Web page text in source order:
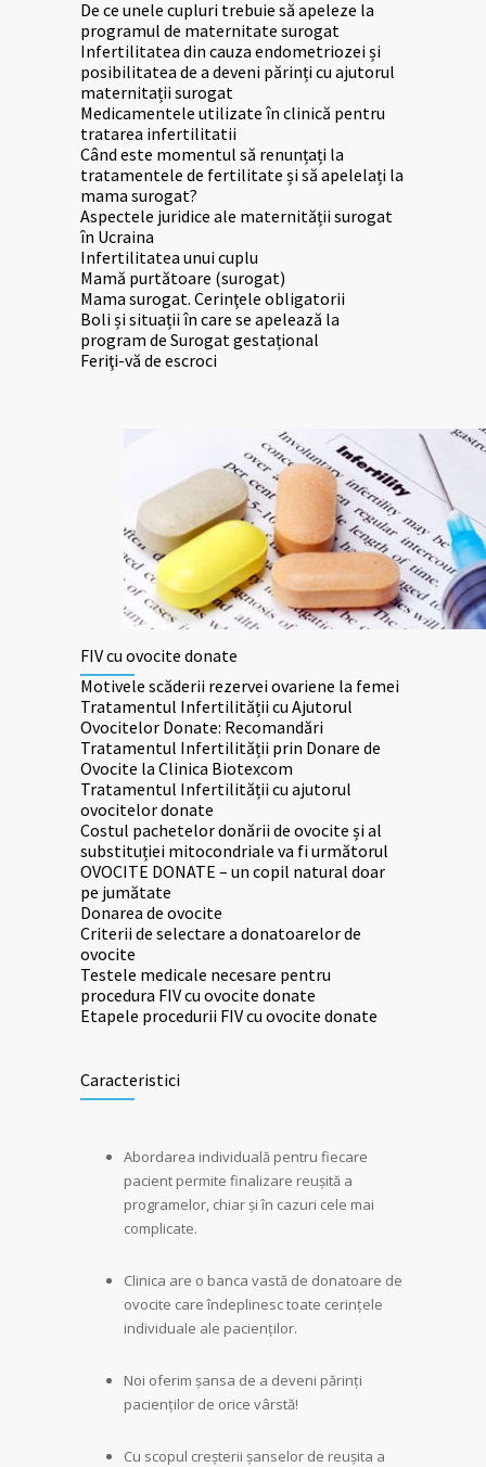
De ce unele cupluri trebuie să apeleze la
programul de maternitate surogat
Infertilitatea din cauza endometriozei și
posibilitatea de a deveni părinți cu ajutorul
maternitații surogat
Medicamentele utilizate în clinică pentru
tratarea infertilitatii
Când este momentul să renunțați la
tratamentele de fertilitate și să apelelați la
mama surogat?
Aspectele juridice ale maternității surogat
în Ucraina
Infertilitatea unui cuplu
Mamă purtătoare (surogat)
Mama surogat. Cerinţele obligatorii
Boli și situații în care se apelează la
program de Surogat gestațional
Feriţi-vă de escroci
FIV cu ovocite donate
Motivele scăderii rezervei ovariene la femei
Tratamentul Infertilității cu Ajutorul
Ovocitelor Donatе: Recomandări
Tratamentul Infertilității prin Donare de
Ovocite la Clinica Biotexcom
Tratamentul Infertilității cu ajutorul
ovocitelor donate
Costul pachetelor donării de ovocite și al
substituției mitocondriale va fi următorul
OVOCITE DONATE – un copil natural doar
pe jumătate
Donarea de ovocite
Criterii de selectare a donatoarelor de
ovocite
Testele medicale necesare pentru
procedura FIV cu ovocite donate
Etapele procedurii FIV cu ovocite donate
Caracteristici
Abordarea individuală pentru fiecare
pacient permite finalizare reușită a
programelor, chiar și în cazuri cele mai
complicate.
Clinica are o banca vastă de donatoare de
ovocite care îndeplinesc toate cerințele
individuale ale pacienților.
Noi oferim șansa de a deveni părinți
pacienților de orice vârstă!
Cu scopul creșterii șanselor de reușita a